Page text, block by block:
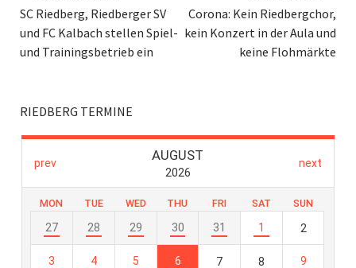
SC Riedberg, Riedberger SV
und FC Kalbach stellen Spiel-
und Trainingsbetrieb ein
Corona: Kein Riedbergchor,
kein Konzert in der Aula und
keine Flohmärkte
RIEDBERG TERMINE